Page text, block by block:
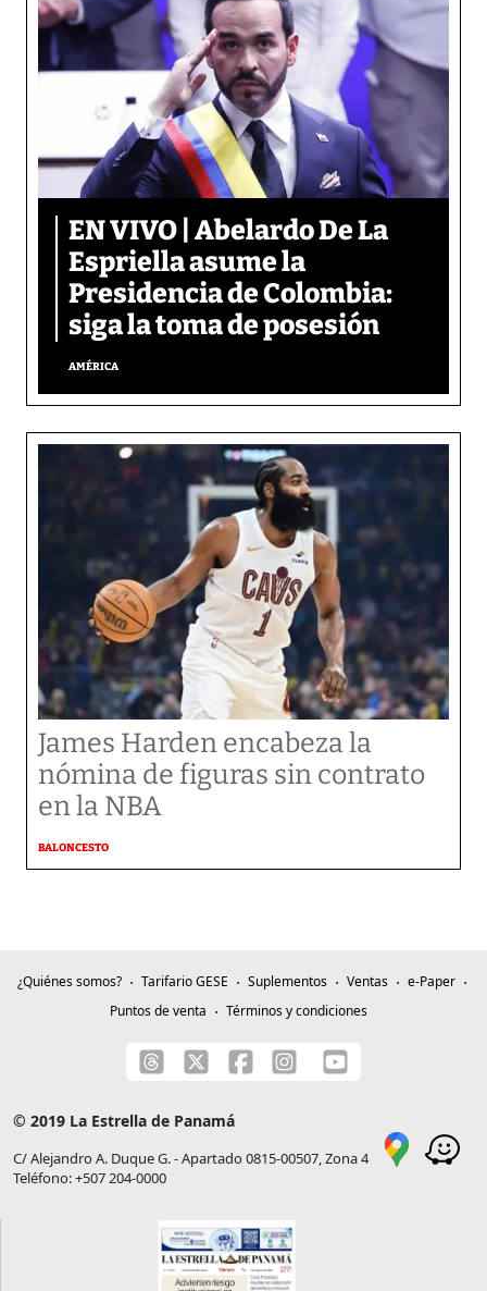
EN VIVO | Abelardo De La
Espriella asume la
Presidencia de Colombia:
siga la toma de posesión
AMÉRICA
James Harden encabeza la
nómina de figuras sin contrato
en la NBA
BALONCESTO
¿Quiénes somos? Tarifario GESE Suplementos Ventas
e-Paper
Puntos de venta
Términos y condiciones
© 2019 La Estrella de Panamá
C/ Alejandro A. Duque G. - Apartado 0815-00507, Zona 4
Teléfono: +507 204-0000